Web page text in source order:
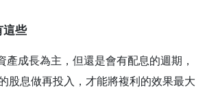
這些
產成長為主，但還是會有配息的週期，
股息做再投入，才能將複利的效果最大